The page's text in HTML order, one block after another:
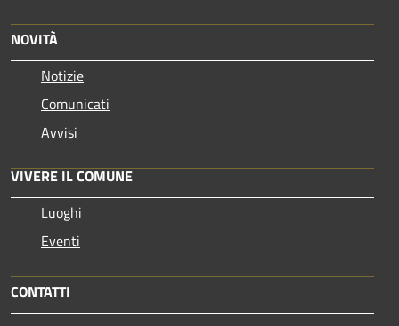
NOVITÀ
Notizie
Comunicati
Avvisi
VIVERE IL COMUNE
Luoghi
Eventi
CONTATTI